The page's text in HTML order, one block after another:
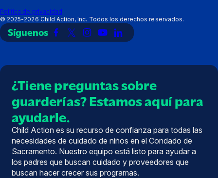
Política de privacidad
© 2025-2026 Child Action, Inc. Todos los derechos reservados.
SíguenosEnlace
a
Enlace
a
(Twitter)
Enlace
a
Enlace
a
Enlace
a
¿Tiene preguntas sobre
guarderías? Estamos aquí para
ayudarle.
Child Action es su recurso de confianza para todas las
necesidades de cuidado de niños en el Condado de
Sacramento. Nuestro equipo está listo para ayudar a
los padres que buscan cuidado y proveedores que
buscan hacer crecer sus programas.